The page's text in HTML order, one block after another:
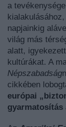
a
napjainkig
világ más
alatt,
kultúrákat. A
Népszabadság
cikkében
európai
gyarmatosítás